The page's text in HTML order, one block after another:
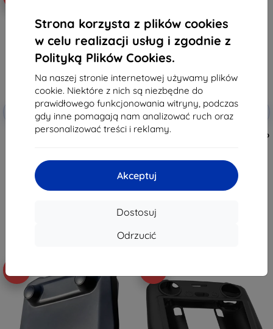
Strona korzysta z plików cookies
w celu realizacji usług i zgodnie z
Polityką Plików Cookies.
Na naszej stronie internetowej używamy plików
cookie. Niektóre z nich są niezbędne do
prawidłowego funkcjonowania witryny, podczas
gdy inne pomagają nam analizować ruch oraz
personalizować treści i reklamy.
Akceptuj
Dostosuj
Odrzucić
Zniżka z
kuponem
SMART5
Uchwyt rowerowy Sunnylife do
Na stanie: > 5 szt.
-5%
Zniżka z
kuponem
Torba transportowa Sunnylife do
Na stanie: > 5 szt.